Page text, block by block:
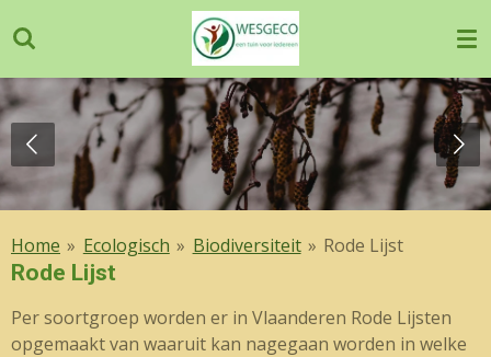
direct
naar
de
hoofdinhoud
Home » Ecologisch » Biodiversiteit » Rode Lijst
Rode Lijst
Per soortgroep worden er in Vlaanderen Rode Lijsten
opgemaakt van waaruit kan nagegaan worden in welke